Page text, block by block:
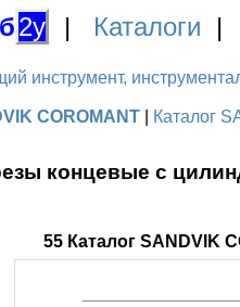
2у | Каталоги |
инструмент,
COROMANT Каталог
концевые с
55 Каталог SANDVIK